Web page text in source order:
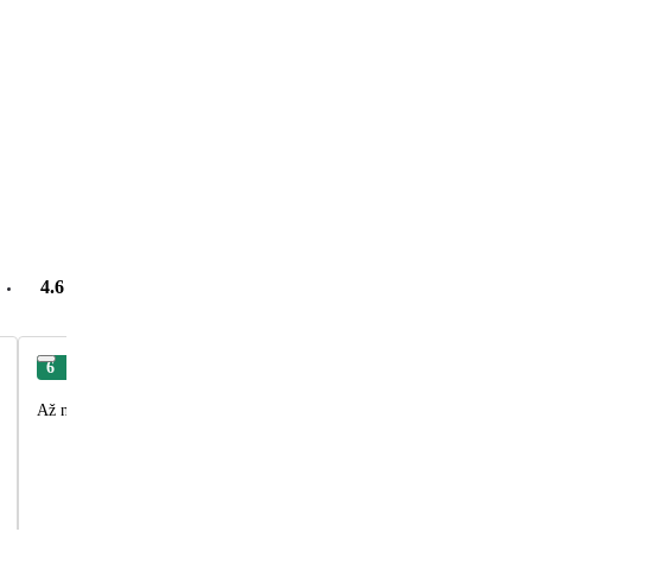
4.6
6
Až na zpáteční let který byl ovlivněn počasím 🙁 Moc pěkné 😊🏖️😊